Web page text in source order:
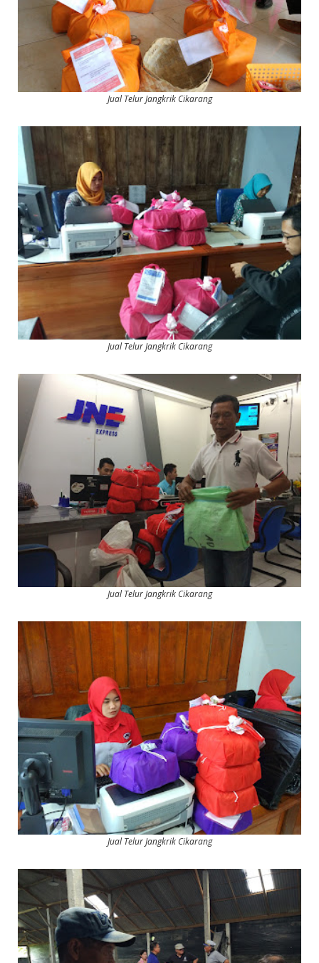
Jual Telur Jangkrik Cikarang
Jual Telur Jangkrik Cikarang
Jual Telur Jangkrik Cikarang
Jual Telur Jangkrik Cikarang